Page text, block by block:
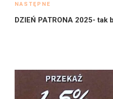
Następny
wpis
NASTĘPNE
DZIEŃ PATRONA 2025- tak